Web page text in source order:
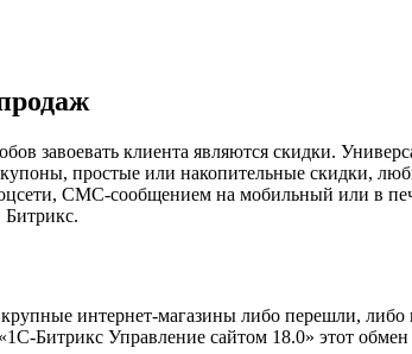
завоевать клиента являются скидки.
простые или накопительные скидки,
СМС-сообщением на мобильный или в
Битрикс.
интернет-магазины либо перешли,
Битрикс Управление сайтом 18.0» этот